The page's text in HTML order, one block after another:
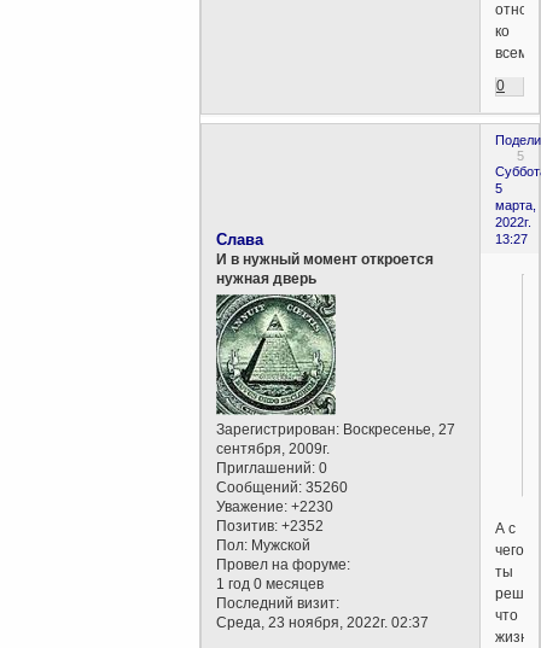
ко
всему.
0
5
5
марта,
2022г.
13:27
Слава
И в нужный момент откроется
нужная дверь
Зарегистрирован: Воскресенье, 27
сентября, 2009г.
Приглашений: 0
Сообщений: 35260
Уважение: +2230
Позитив: +2352
Пол: Мужской
Провел на форуме:
1 год 0 месяцев
Последний визит:
Среда, 23 ноября, 2022г. 02:37
А с
чего
ты
что
жизнь